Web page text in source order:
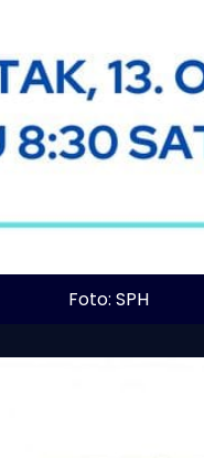
Foto: SPH